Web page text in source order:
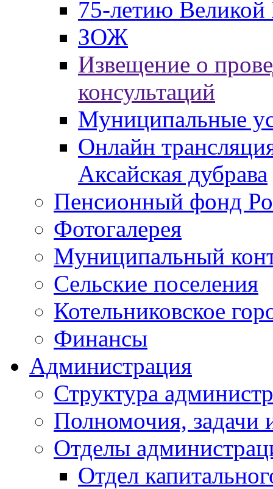
75-летию
ЗОЖ
Извещение о
консультаций
Муниципальные
Онлайн
Аксайская дубрава
Пенсионный фонд
Фотогалерея
Муниципальный
Сельские поселения
Котельниковское
Финансы
Администрация
Структура
Полномочия, задачи
Отделы
Отдел